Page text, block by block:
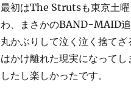
最初はThe Strutsも東京土曜
わ、まさかのBAND-MAID
丸かぶりして泣く泣く捨て
はかけ離れた現実になって
したし楽しかったです。